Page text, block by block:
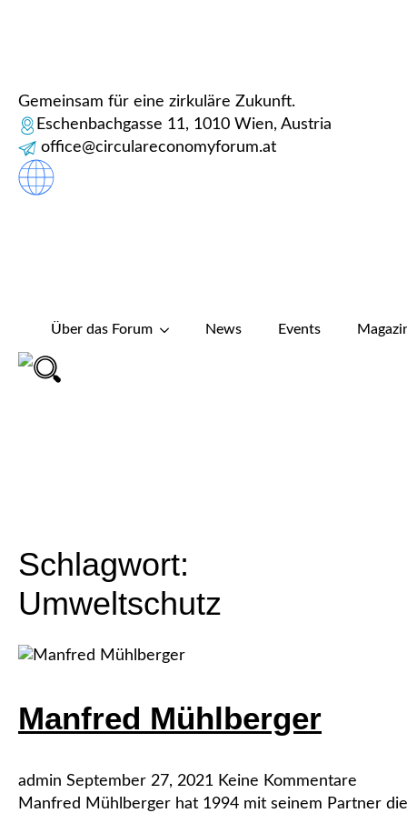
Gemeinsam für eine zirkuläre Zukunft.
Eschenbachgasse 11, 1010 Wien, Austria
office@circulareconomyforum.at
Über das Forum News Events
Schlagwort:
Umweltschutz
Manfred Mühlberger
admin September 27, 2021 Keine Kommentare
Manfred Mühlberger hat 1994 mit seinem Partner